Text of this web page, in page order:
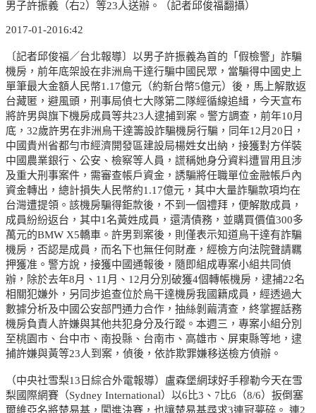
男子許振義（右2）等23人送辦。（記者邱俊福翻攝）
2017-01-2016:42
〔記者邱俊福／台北報導〕以男子許振義為首的「假檢警」詐騙
機房，前年底架設在非洲烏干達行騙中國民眾，當騙得中國史上
單筆最大金額人民幣1.17億元（約新台幣5億元）後，馬上解散返
台藏匿，避風頭，刑事局偵七大隊第二隊經循線追緝，今天宣布
將許男與旗下機房成員等共23人逮捕到案。警方調查，前年10月
底，32歲許男在非洲烏干達籌設詐騙機房行騙，同年12月20日，
中國貴州省都勻市經濟開發區建設局楊姓女出納，接獲對方佯裝
中國農業銀行、公安、檢察等人員，謊稱她身分資料遭冒用且涉
及重大刑事案件，需審查帳戶資金，誘騙將任職單位金融帳戶內
資金轉出，總計損失人民幣約1.17億元，其中大量詐騙款項均在
台灣遭提領。該機房騙得鉅款後，不到一個禮拜，便解散成員，
成員紛紛返台，其中1名黃姓成員，還清債務，並購買價值300多
萬元的BMW X5轎車。許男到案後，則僅表示知道烏干達有詐騙
機房，否認是成員，而名下也無任何財產，經檢方向法院聲請羈
押獲准。警方說，接獲中國通報後，隨即組成專案小組共同偵
辦，除於去年8月、11月、12月分別破獲4個轉帳機房，逮捕22名
相關犯嫌外，另同步追查位於烏干達機房我國籍成員，經透過大
數據分析及中國公安部門通力合作，抽絲剝繭清查，終掌握話務
機房負責人許嫌與其他共犯身分及行蹤。本週三，專案小組分別
至桃園市、台中市、南投縣、台南市、高雄市、屏東縣等地，逮
捕許嫌與黃等23人到案，偵後，依詐欺罪嫌移送檢方偵辦。
（中央社雪梨13日綜合外電報導）盧森堡網球好手穆勒今天在雪
梨國際網賽（Sydney International）以6比3、7比6（8/6）扳倒塞
爾維亞名將楚易基，闖進決賽，也讓楚易基尋求3連冠夢碎。 連2